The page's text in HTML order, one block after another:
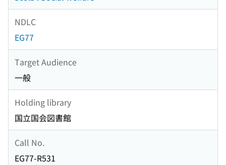
NDLC
EG77
Target Audience
一般
Holding library
国立国会図書館
Call No.
EG77-R531